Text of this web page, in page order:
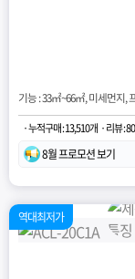
기능 : 33㎡~66㎡, 미세먼지,
· 누적구매 : 13,510개 · 리뷰 :
8월 프로모션 보기
역대최저가